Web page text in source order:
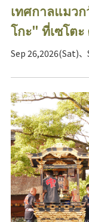
เทศกาลแมว
โกะ" ที่เซโตะ
Sep 26,2026(Sat)